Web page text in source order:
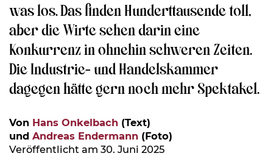
was los. Das finden Hunderttausende toll,
aber die Wirte sehen darin eine
Konkurrenz in ohnehin schweren Zeiten.
Die Industrie- und Handelskammer
dagegen hätte gern noch mehr Spektakel.
Von Hans Onkelbach (Text)
und Andreas Endermann (Foto)
Veröffentlicht am 30. Juni 2025